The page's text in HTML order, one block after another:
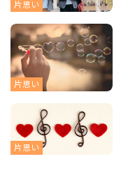
片思い
片思い
片思い